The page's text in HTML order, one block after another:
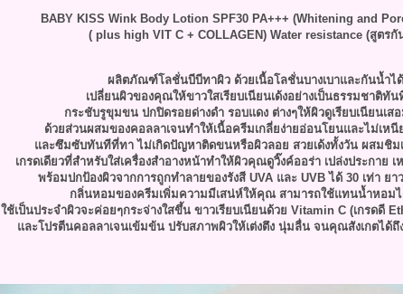
BABY KISS Wink Body Lotion SPF30 PA+++ (Whitening and
( plus high VIT C + COLLAGEN) Water resistance (สูตรกั
ผลิตภัณฑ์โลชั่นบีบีทาผิว ด้วยเนื้อโลชั่นบางเบาและกันน้ำได้
เปลี่ยนผิวของคุณให้ขาวใสเรีบเนียนเด้งอย่างเป็นธรรมชาติทัน
กระชับรูขุมขน ปกปิดรอยด่างดำ รอบแดง ต่างๆให้ผิวดูเรียบเนียนเสอ
ด้วยส่วนผสมของคอลลาเจนทำให้เนื้อครีมเกลี่ยง่ายอ่อนนและไม่เหนี
ละซึมซับทันทีที่ทา ไม่เกิดปัญหาติดขนหรือผิวลอสวยเด้งทั้งวัน ผสมชิม
เกรดเดียวที่สำหรับใส่เครื่องสำอางหน้าทำให้ผิวคุณดูวิ๊งค์ออร่า เปล่งประกาย
พร้อมปกป้องผิวจากการถูกทำลายของรังสี UVA และ UVB ได้ 30 เท่า ย
กลิ่นหอมของครีมเพิ่มความมีเสน่ห์ให้คุณ สามารถใช้แทนน้ำหอมไ
ช้เป็นประจำผิวจะค่อยๆกระจ่างใสขึ้น ขาวเรียบเนียนด้วย Vitamin C (เกรดดี
ละโปรตีนคอลลาเจนเข้มข้น ปรับสภาพผิวให้เต่งตึง นุ่มลื่น จนคุณสังเกตได้ถึ